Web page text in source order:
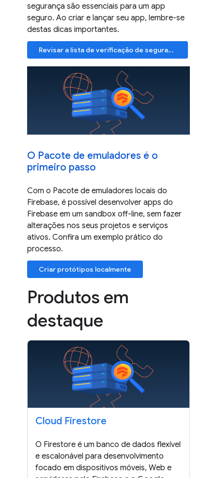
segurança são essenciais para um app
seguro. Ao criar e lançar seu app, lembre-se
destas dicas importantes.
Revisar a lista de verificação de segurança
O Pacote de emuladores é o
primeiro passo
Com o Pacote de emuladores locais do
Firebase, é possível desenvolver apps do
Firebase em um sandbox off-line, sem fazer
alterações nos seus projetos e serviços
ativos. Confira um exemplo prático do
processo.
Criar protótipos localmente
Produtos em
destaque
Cloud Firestore
O Firestore é um banco de dados flexível
e escalonável para desenvolvimento
focado em dispositivos móveis, Web e